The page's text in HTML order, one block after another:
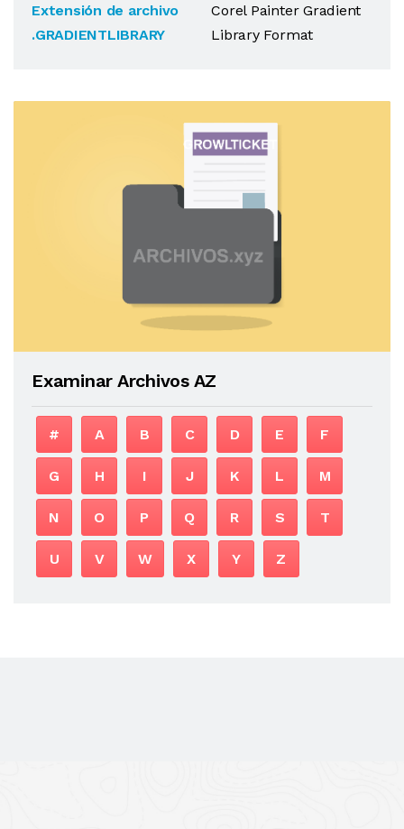
Extensión de archivo
.GRADIENTLIBRARY
Corel Painter Gradient
Library Format
Examinar Archivos AZ
# A B C D E F
G H I J K L M
N O P Q R S T
U V W X Y Z